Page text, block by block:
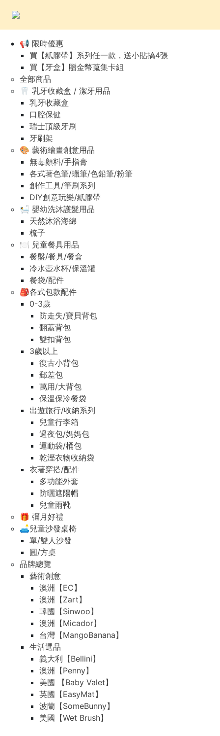
📢 限時優惠
買【紙膠帶】系列任一款，送小貼搞4張
買【牙盒】贈金幣蒐集卡組
全部商品
🦷 乳牙收藏盒 / 潔牙用品
乳牙收藏盒
口腔保健
瑞士頂級牙刷
牙刷架
🎨 藝術繪畫創意用品
無毒顏料/手指膏
各式著色筆/蠟筆/色鉛筆/粉筆
創作工具/筆刷系列
DIY創意玩樂/紙膠帶
🛀 嬰幼洗沐護髮用品
天然沐浴海綿
梳子
🍽️ 兒童餐具用品
餐盤/餐具/餐盒
冷水壺水杯/保溫罐
餐袋/配件
🎒各式包款配件
0-3歲
防走失/寶貝背包
翻蓋背包
雙扣背包
3歲以上
復古小背包
郵差包
萬用/大背包
保溫保冷餐袋
出遊旅行/收納系列
兒童行李箱
過夜包/媽媽包
運動袋/桶包
乾溼衣物收納袋
衣著穿搭/配件
多功能外套
防曬遮陽帽
兒童雨靴
🎁 彌月好禮
🛋️兒童沙發桌椅
單/雙人沙發
圓/方桌
品牌總覽
藝術創意
澳洲【EC】
澳洲【Zart】
韓國【Sinwoo】
澳洲【Micador】
台灣【MangoBanana】
生活選品
義大利【Bellini】
澳洲【Penny】
美國 【Baby Valet】
英國【EasyMat】
波蘭【SomeBunny】
美國【Wet Brush】